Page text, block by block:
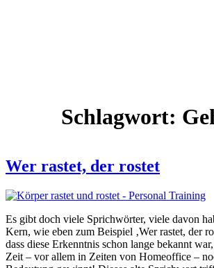
Schlagwort:
Wer rastet, der rostet
Es gibt doch viele Sprichwörter, viele davon
Kern, wie eben zum Beispiel ‚Wer rastet, der
dass diese Erkenntnis schon lange bekannt
Zeit – vor allem in Zeiten von Homeoffice –